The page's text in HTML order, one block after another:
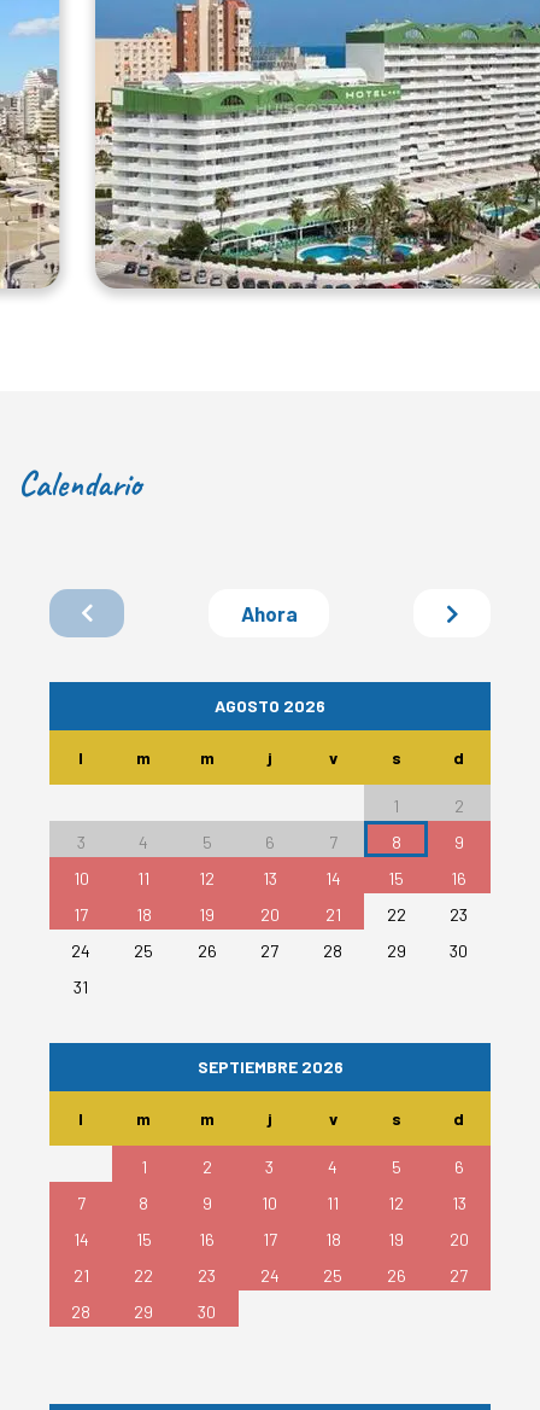
Calendario
Ahora
AGOSTO 2026
l m m j v s d
1
2
3
4 5 6 7 8
9
10
11 12 13 14 15
16
17
18 19 20 21 22
23
24
25 26 27 28 29
30
31
SEPTIEMBRE 2026
l m m j v s d
1 2 3 4 5
6
7
8 9 10 11 12
13
14
15 16 17 18 19
20
21
22 23 24 25 26
27
28
29 30